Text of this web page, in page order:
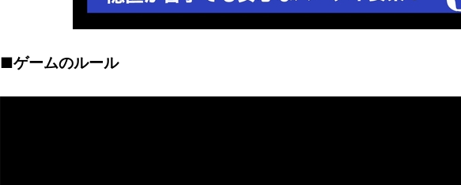
■ゲームのルール